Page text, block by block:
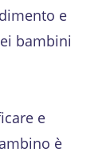
e
bambini
e
è